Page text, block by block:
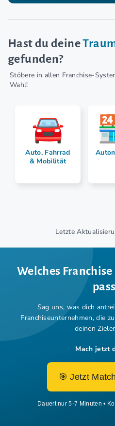
Hast du deine
gefunden?
Stöbere in allen Franchise-
Wahl!
Auto, Fahrrad
& Mobilität
Letzte
Welches Franchise
Sag uns, was dich
Franchiseunternehmen, die
deinen
Mach jetzt
🎯 Jetzt
Dauert nur 5-7 Minuten •